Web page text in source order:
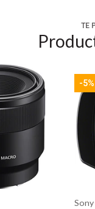
TE
-
Sony